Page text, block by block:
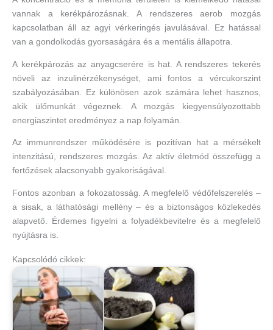
vannak a kerékpározásnak. A rendszeres aerob mozgás
kapcsolatban áll az agyi vérkeringés javulásával. Ez hatással
van a gondolkodás gyorsaságára és a mentális állapotra.
A kerékpározás az anyagcserére is hat. A rendszeres tekerés
növeli az inzulinérzékenységet, ami fontos a vércukorszint
szabályozásában. Ez különösen azok számára lehet hasznos,
akik ülőmunkát végeznek. A mozgás kiegyensúlyozottabb
energiaszintet eredményez a nap folyamán.
Az immunrendszer működésére is pozitívan hat a mérsékelt
intenzitású, rendszeres mozgás. Az aktív életmód összefügg a
fertőzések alacsonyabb gyakoriságával.
Fontos azonban a fokozatosság. A megfelelő védőfelszerelés –
a sisak, a láthatósági mellény – és a biztonságos közlekedés
alapvető. Érdemes figyelni a folyadékbevitelre és a megfelelő
nyújtásra is.
Kapcsolódó cikkek: